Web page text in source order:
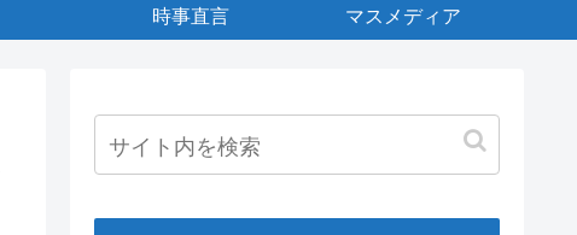
時事直言 マスメディア